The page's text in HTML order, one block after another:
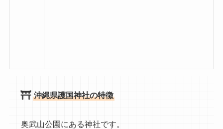
沖縄県護国神社の特徴
奥武山公園にある神社です。